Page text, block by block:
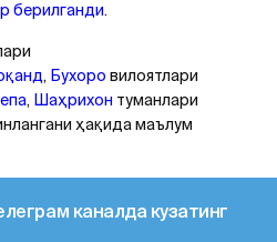
берилганди.
, Бухоро вилоятлари
, Шаҳрихон туманлари
ҳақида маълум
каналда кузатинг